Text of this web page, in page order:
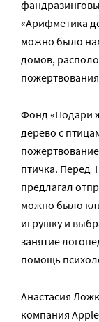
«Арифметика
можно было
домов,
Фонд «Подари
дерево с
птичка. Перед
предлагал
можно было
игрушку и
занятие
помощь
Анастасия
компания